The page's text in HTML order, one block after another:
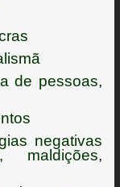
de pessoas,
negativas
maldições,